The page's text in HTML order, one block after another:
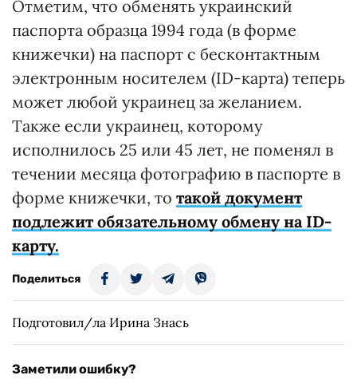
Отметим, что обменять украинский
паспорта образца 1994 года (в форме
книжечки) на паспорт с бесконтактным
электронным носителем (ID-карта) теперь
может любой украинец за желанием.
Также если украинец, которому
исполнилось 25 или 45 лет, не поменял в
течении месяца фотографию в паспорте в
форме книжечки, то такой документ
подлежит обязательному обмену на ID-
карту.
Поделиться
Подготовил/ла Ирина Знась
Заметили ошибку?